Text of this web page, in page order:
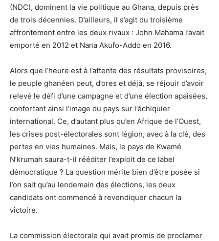
(NDC), dominent la vie politique au Ghana, depuis près
de trois décennies. D’ailleurs, il s’agit du troisième
affrontement entre les deux rivaux : John Mahama l’avait
emporté en 2012 et Nana Akufo-Addo en 2016.
Alors que l’heure est à l’attente des résultats provisoires,
le peuple ghanéen peut, d’ores et déjà, se réjouir d’avoir
relevé le défi d’une campagne et d’une élection apaisées,
confortant ainsi l’image du pays sur l’échiquier
international. Ce, d’autant plus qu’en Afrique de l’Ouest,
les crises post-électorales sont légion, avec à la clé, des
pertes en vies humaines. Mais, le pays de Kwamé
N’krumah saura-t-il rééditer l’exploit de ce label
démocratique ? La question mérite bien d’être posée si
l’on sait qu’au lendemain des élections, les deux
candidats ont commencé à revendiquer chacun la
victoire.
La commission électorale qui avait promis de proclamer